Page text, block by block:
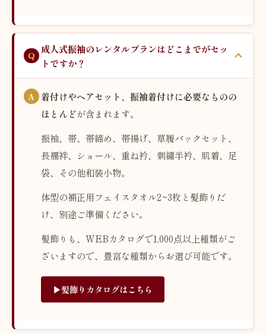
成人式振袖のレンタルプランはどこまでがセッ
トですか？
着付けやヘアセット、振袖着付けに必要なものの
ほとんどが含まれます。
振袖、帯、帯締め、帯揚げ、草履バックセット、
長襦袢、ショール、重ね衿、刺繍半衿、肌着、足
袋、その他和装小物。
体型の補正用フェイスタオル2~3枚と髪飾りだ
け、別途ご準備ください。
髪飾りも、WEBカタログで1,000点以上種類がご
ざいますので、豊富な種類からお選び可能です。
▶︎髪飾りカタログはこちら